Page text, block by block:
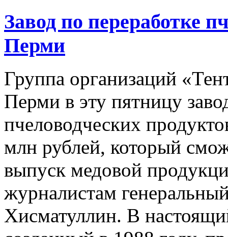
Завод по переработке
Перми
Группа организаций
Перми в эту пятницу
пчеловодческих
млн рублей, который
выпуск медовой
журналистам
Хисматуллин. В